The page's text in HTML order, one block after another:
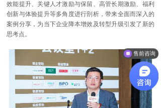
效能提升、关键人才激励与保留、高管长期激励、福利
创新与体验提升等多角度进行剖析，带来全面而深入的
案例分享，为当下企业降本增效及转型升级引发了新的
思考点。
售前咨询